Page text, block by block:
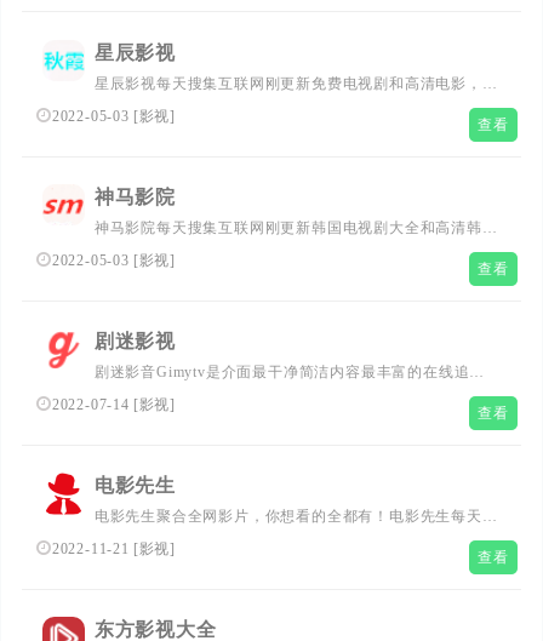
星辰影视
星辰影视每天搜集互联网刚更新免费电视剧和高清电影，星
辰影视为广大用户免费提供星辰影院高清视频在线观看和免
费完整版手机电影和电视剧全集在线观看和高清完整版在线
2022-05-03 [影视] 查看
神马影院
神马影院每天搜集互联网刚更新韩国电视剧大全和高清韩国
电影，神马影院为广大用户免费提供无广告免费刚更新电影
电视剧大全全集手机在线观看服务，神马影院收录2022刚更
2022-05-03 [影视] 查看
剧迷影视
剧迷影音Gimytv是介面最干净简洁内容最丰富的在线追剧
网站，这里有更新最快的剧集，即时的动漫新番，最棒的**
体验。追剧零时差，剧迷可以在这里度过欢乐轻松的时光。
2022-07-14 [影视] 查看
电影先生
电影先生聚合全网影片，你想看的全都有！电影先生每天搜
集互联网最新电影和电视剧，为广大用户免费提供无广告在
线观看电影和电视剧服务，及时收录最新、最热、最全的电
2022-11-21 [影视] 查看
东方影视大全